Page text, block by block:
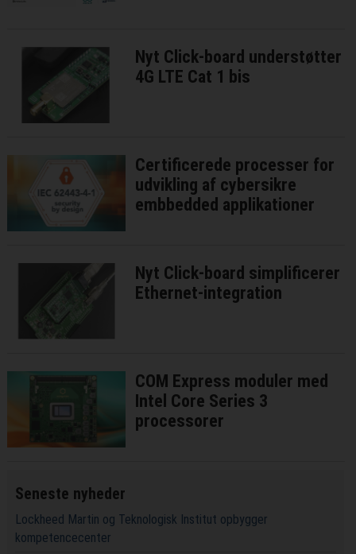
Nyt Click-board understøtter
4G LTE Cat 1 bis
Certificerede processer for
udvikling af cybersikre
embbedded applikationer
Nyt Click-board simplificerer
Ethernet-integration
COM Express moduler med
Intel Core Series 3
processorer
Seneste nyheder
Lockheed Martin og Teknologisk Institut opbygger
kompetencecenter